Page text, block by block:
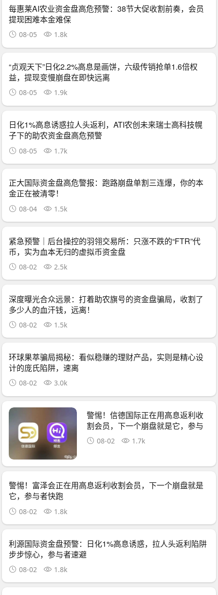
每惠莱AI农业资金盘高危预警：38节大促收割前奏，会员
提现困难本金难保
08-05 1.8k
“贞观天下”日化2.2%高息是画饼，六级传销抢单1.6倍权
益，提现变慢崩盘在即快远离
08-05 1.9k
日化1%高息诱惑拉人头返利，ATI农创未来瑞士高科技幌
子下的助农资金盘高危预警
08-05 1.7k
正大国际资金盘高危警报：跑路崩盘单割三连爆，你的本
金正在被清零！
08-04 1.5k
紧急预警｜后台操控的羽翎交易所：只涨不跌的“FTR”代
币，实为血本无归的虚拟币资金盘
08-02 2.5k
深度曝光合众远景：打着助农旗号的资金盘骗局，收割了
多少人的血汗钱，远离！
08-02 1.5k
环球果萃骗局揭秘：看似稳赚的理财产品，实则是精心设
计的庞氏陷阱，速离
08-02 3.0k
警惕！信德国际正在用高息返利收
割会员，下一个崩盘就是它，参与
者快跑
08-02 1.7k
警惕！富泽会正在用高息返利收割会员，下一个崩盘就是
它，参与者快跑
08-02 1.8k
利源国际资金盘预警：日化1%高息诱惑，拉人头返利陷阱
步步惊心，参与者速避
08-02 1.8k